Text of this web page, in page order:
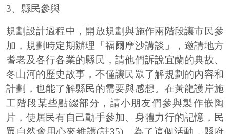
3、縣民參與
規劃設計過程中，開放規劃與施作兩階段讓市民參
加，規劃時定期辦理「福爾摩沙講談」，邀請地方
耆老及各行各業的縣民，請他們訴說宜蘭的典故、
冬山河的歷史故事，不僅讓民眾了解規劃的內容和
計劃，也能了解縣民的需要與感想。在黃龍護岸施
工階段某些點綴部分，請小朋友們參與製作嵌陶
片，使居民有自己動手參加、身體力行的記憶，民
眾自然會用心來維護(註35)。為了這個活動，縣府